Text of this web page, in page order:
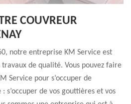
COUVREUR
notre entreprise KM Service est
de qualité. Vous pouvez faire
Service pour s’occuper de
s’occuper de vos gouttières et vos